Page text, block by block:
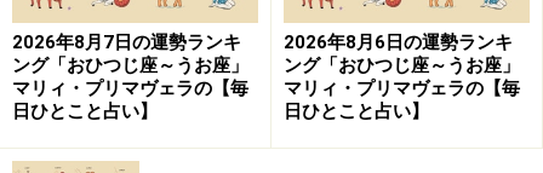
目を向けていくとよさそう。
仕事は、11日の週から流れが変わりそう。継続している
案件は早めに納めてしまうのが正解です。求職は、経験
を積むイメージで。つなぎで探しましょう。
2026年8月7日の運勢ランキ
ング「おひつじ座～うお座」
マリィ・プリマヴェラの【毎
日ひとこと占い】
2026年8月6日の運勢ランキ
ング「おひつじ座～うお座」
マリィ・プリマヴェラの【毎
日ひとこと占い】